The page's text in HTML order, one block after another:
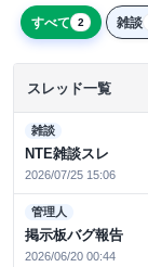
すべて 2 雑談
スレッド一覧
雑談
NTE雑談スレ
2026/07/25 15:06
管理人
掲示板バグ報告
2026/06/20 00:44